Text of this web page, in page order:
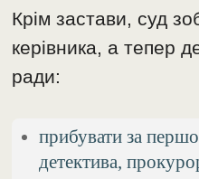
Крім застави, суд
керівника, а тепер
ради:
прибувати за
детектива,